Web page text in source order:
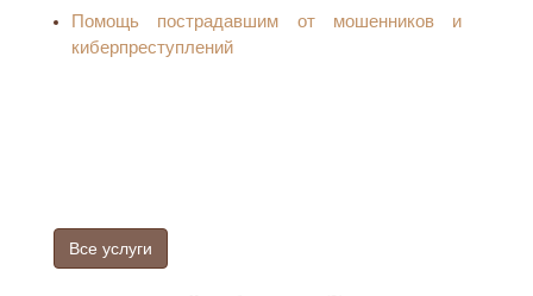
Прием заявлений по предоставлению
сведений о запрете (снятии запрета) на
заключение договоров потребительского
Помощь пострадавшим от мошенников и
киберпреступлений
Все услуги